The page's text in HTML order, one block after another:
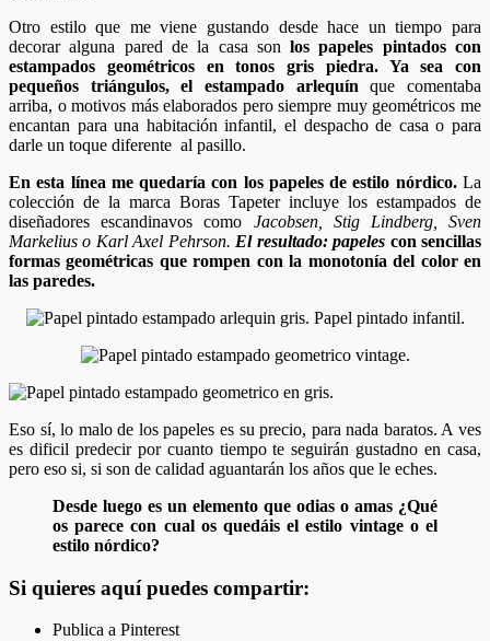
Otro estilo que me viene gustando desde hace un tiempo para
decorar alguna pared de la casa sonlos papeles pintados con
estampados geométricos en tonos gris piedra. Ya sea con
pequeños triángulos, el estampado arlequín que comentaba
arriba, o motivos más elaborados pero siempre muy geométricos me
encantan para una habitación infantil, el despacho de casa o para
darle un toque diferente al pasillo.
En esta línea me quedaría con los papeles de estilo nórdico.La
colección de la marca Boras Tapeter incluye los estampados de
diseñadores escandinavos como Jacobsen, Stig Lindberg, Sven
Markelius o Karl Axel Pehrson. El resultado: papeles con sencillas
formas geométricas que rompen con la monotonía del color en
las paredes.
Eso sí, lo malo de los papeles es su precio, para nada baratos. A ves
es dificil predecir por cuanto tiempo te seguirán gustadno en casa,
pero eso si, si son de calidad aguantarán los años que le eches.
Desde luego es un elemento que odias o amas ¿Qué
os parece con cual os quedáis el estilo vintage o el
estilo nórdico?
Si quieres aquí puedes compartir:
Publica a Pinterest